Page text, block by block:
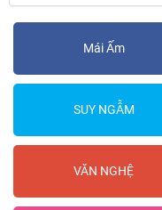
Mái Ấm
SUY NGẪM
VĂN NGHỆ